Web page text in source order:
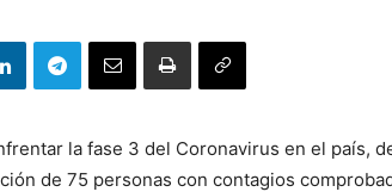
la fase 3 del Coronavirus en el país,
de 75 personas con contagios